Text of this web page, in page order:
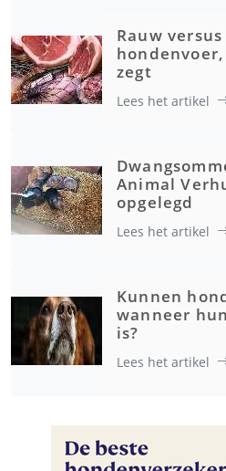
Rauw
zegt
Lees het artikel
Animal
opgelegd
Lees het artikel
Kunnen
wanneer
is?
Lees het artikel